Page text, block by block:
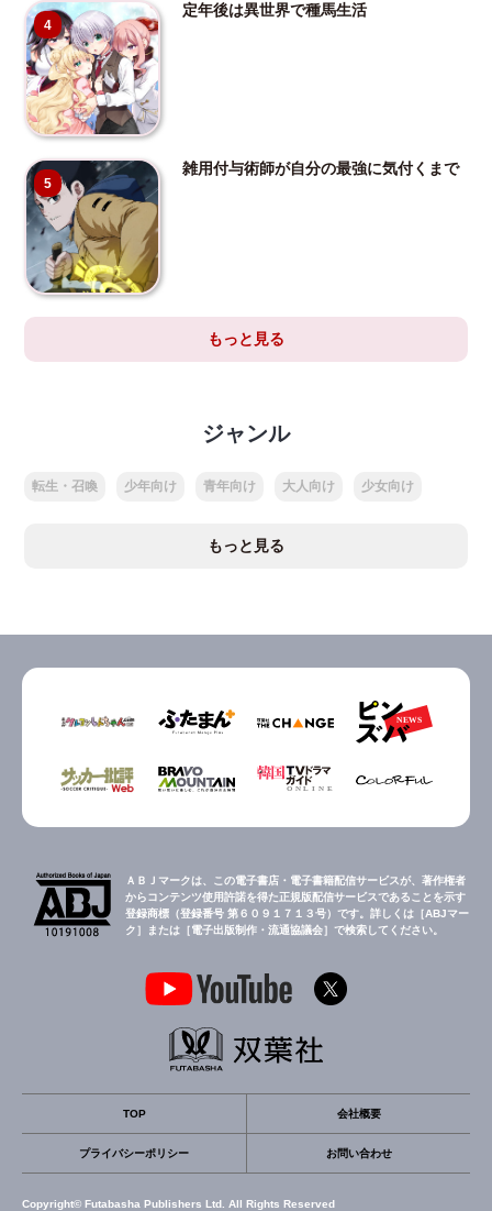
4
定年後は異世界で種馬生活
5
雑用付与術師が自分の最強に気付くまで
もっと見る
ジャンル
転生・召喚 少年向け 青年向け 大人向け 少女向け
もっと見る
ＡＢＪマークは、この電子書店・電子書籍配信サービスが、著作権者
からコンテンツ使用許諾を得た正規版配信サービスであることを示す
登録商標（登録番号 第６０９１７１３号）です。詳しくは［ABJマー
ク］または［電子出版制作・流通協議会］で検索してください。
TOP 会社概要
プライバシーポリシー お問い合わせ
Copyright© Futabasha Publishers Ltd. All Rights Reserved